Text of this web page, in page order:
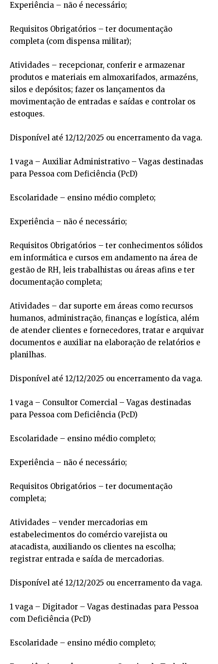
Experiência – não é necessário;
Requisitos Obrigatórios – ter documentação
completa (com dispensa militar);
Atividades – recepcionar, conferir e armazenar
produtos e materiais em almoxarifados, armazéns,
silos e depósitos; fazer os lançamentos da
movimentação de entradas e saídas e controlar os
estoques.
Disponível até 12/12/2025 ou encerramento da vaga.
1 vaga – Auxiliar Administrativo – Vagas destinadas
para Pessoa com Deficiência (PcD)
Escolaridade – ensino médio completo;
Experiência – não é necessário;
Requisitos Obrigatórios – ter conhecimentos sólidos
em informática e cursos em andamento na área de
gestão de RH, leis trabalhistas ou áreas afins e ter
documentação completa;
Atividades – dar suporte em áreas como recursos
humanos, administração, finanças e logística, além
de atender clientes e fornecedores, tratar e arquivar
documentos e auxiliar na elaboração de relatórios e
planilhas.
Disponível até 12/12/2025 ou encerramento da vaga.
1 vaga – Consultor Comercial – Vagas destinadas
para Pessoa com Deficiência (PcD)
Escolaridade – ensino médio completo;
Experiência – não é necessário;
Requisitos Obrigatórios – ter documentação
completa;
Atividades – vender mercadorias em
estabelecimentos do comércio varejista ou
atacadista, auxiliando os clientes na escolha;
registrar entrada e saída de mercadorias.
Disponível até 12/12/2025 ou encerramento da vaga.
1 vaga – Digitador – Vagas destinadas para Pessoa
com Deficiência (PcD)
Escolaridade – ensino médio completo;